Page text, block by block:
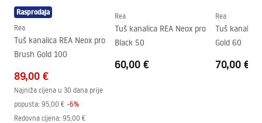
Jamstvo
120 mjeseci čelična konstrukcija,
24 mjeseca preostali elementi.
Rasprodaja
Rea
Tuš kanalica REA Neox pro
Brush Gold 100
89,00 €
Najniža cijena u 30 dana prije
popusta: 95,00 € -6%
Redovna cijena: 95,00 €
Rea
Tuš kanalica REA Neox pro
Black 50
60,00 €
Rea
Tuš kanalica
Gold 60
70,00 €